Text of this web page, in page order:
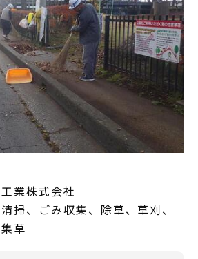
業株式会社
掃、ごみ収集、除草、草刈、
草